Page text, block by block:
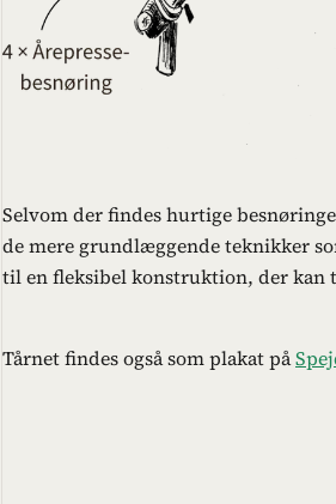
Selvom der findes hurtige
de mere grundlæggende teknikker
til en fleksibel konstruktion, der kan
Tårnet findes også som plakat på